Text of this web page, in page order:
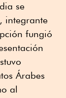
se
, integrante
fungió
Árabes
al